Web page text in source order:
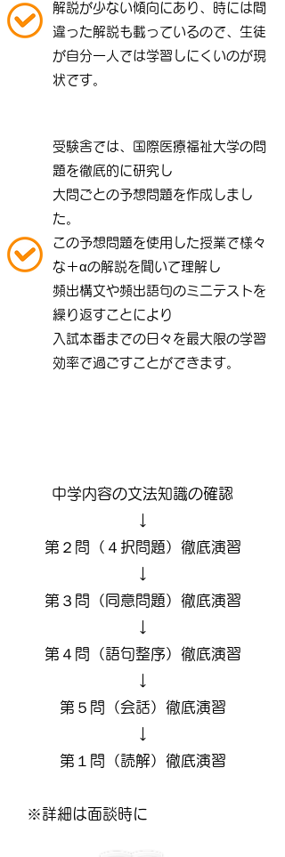
解説が少ない傾向にあり、時には間
違った解説も載っているので、生徒
が自分一人では学習しにくいのが現
状です。
受験舎では、国際医療福祉大学の問
題を徹底的に研究し
大問ごとの予想問題を作成しまし
た。
この予想問題を使用した授業で様々
な＋αの解説を聞いて理解し
頻出構文や頻出語句のミニテストを
繰り返すことにより
入試本番までの日々を最大限の学習
効率で過ごすことができます。
中学内容の文法知識の確認
第２問（４択問題）徹底演習
第３問（同意問題）徹底演習
第４問（語句整序）徹底演習
第５問（会話）徹底演習
第１問（読解）徹底演習
※詳細は面談時に